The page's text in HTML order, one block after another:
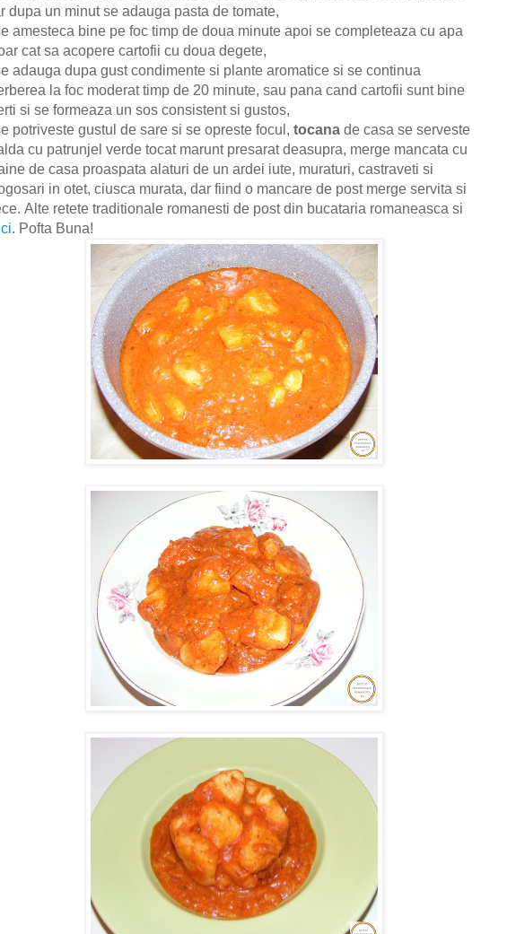
dupa un minut se adauga pasta de tomate,
amesteca bine pe foc timp de doua minute apoi se completeaza cu apa
cat sa acopere cartofii cu doua degete,
adauga dupa gust condimente si plante aromatice si se continua
la foc moderat timp de 20 minute, sau pana cand cartofii sunt bine
si se formeaza un sos consistent si gustos,
potriveste gustul de sare si se opreste focul, tocana de casa se serveste
cu patrunjel verde tocat marunt presarat deasupra, merge mancata cu
de casa proaspata alaturi de un ardei iute, muraturi, castraveti si
in otet, ciusca murata, dar fiind o mancare de post merge servita si
Alte retete traditionale romanesti de post din bucataria romaneasca si
. Pofta Buna!